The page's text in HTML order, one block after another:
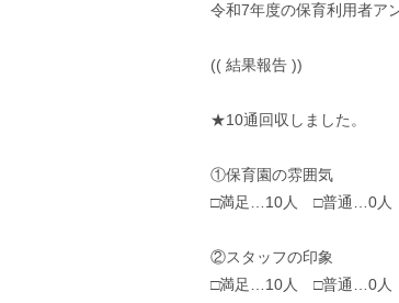
令和7年度の保育利用者ア
(( 結果報告 ))
★10通回収しました。
①保育園の雰囲気
□満足…10人 □普通…0人
②スタッフの印象
□満足…10人 □普通…0人